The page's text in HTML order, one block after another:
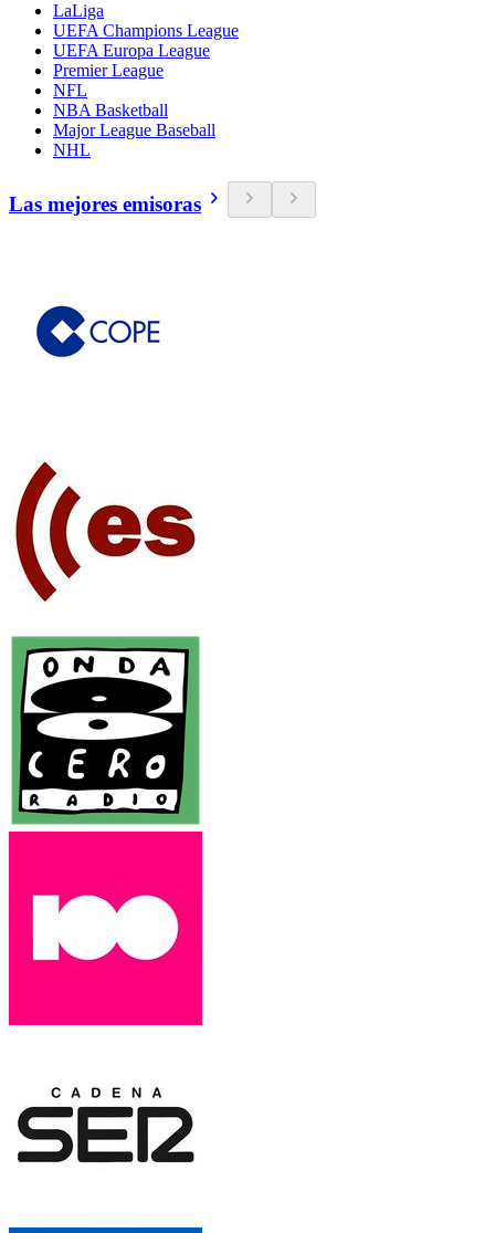
LaLiga
UEFA Champions League
UEFA Europa League
Premier League
NFL
NBA Basketball
Major League Baseball
NHL
Las mejores emisoras